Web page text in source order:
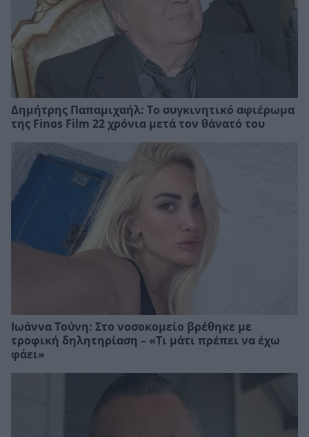
Δημήτρης Παπαμιχαήλ: Το συγκινητικό αφιέρωμα
της Finos Film 22 χρόνια μετά τον θάνατό του
Ιωάννα Τούνη: Στο νοσοκομείο βρέθηκε με
τροφική δηλητηρίαση – «Τι μάτι πρέπει να έχω
φάει»